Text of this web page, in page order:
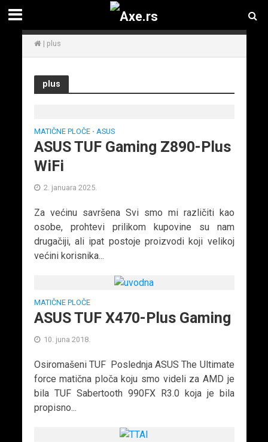
| plus
plus
MATIČNE PLOČE • ASUS
ASUS TUF Gaming Z890-Plus
WiFi
2. januara 2025.
Za većinu savršena Svi smo mi različiti kao
osobe, prohtevi prilikom kupovine su nam
drugačiji, ali ipat postoje proizvodi koji velikoj
većini korisnika...
MATIČNE PLOČE
ASUS TUF X470-Plus Gaming
10. juna 2018.
Osiromašeni TUF Poslednja ASUS The Ultimate
force matična ploča koju smo videli za AMD je
bila TUF Sabertooth 990FX R3.0 koja je bila
propisno...